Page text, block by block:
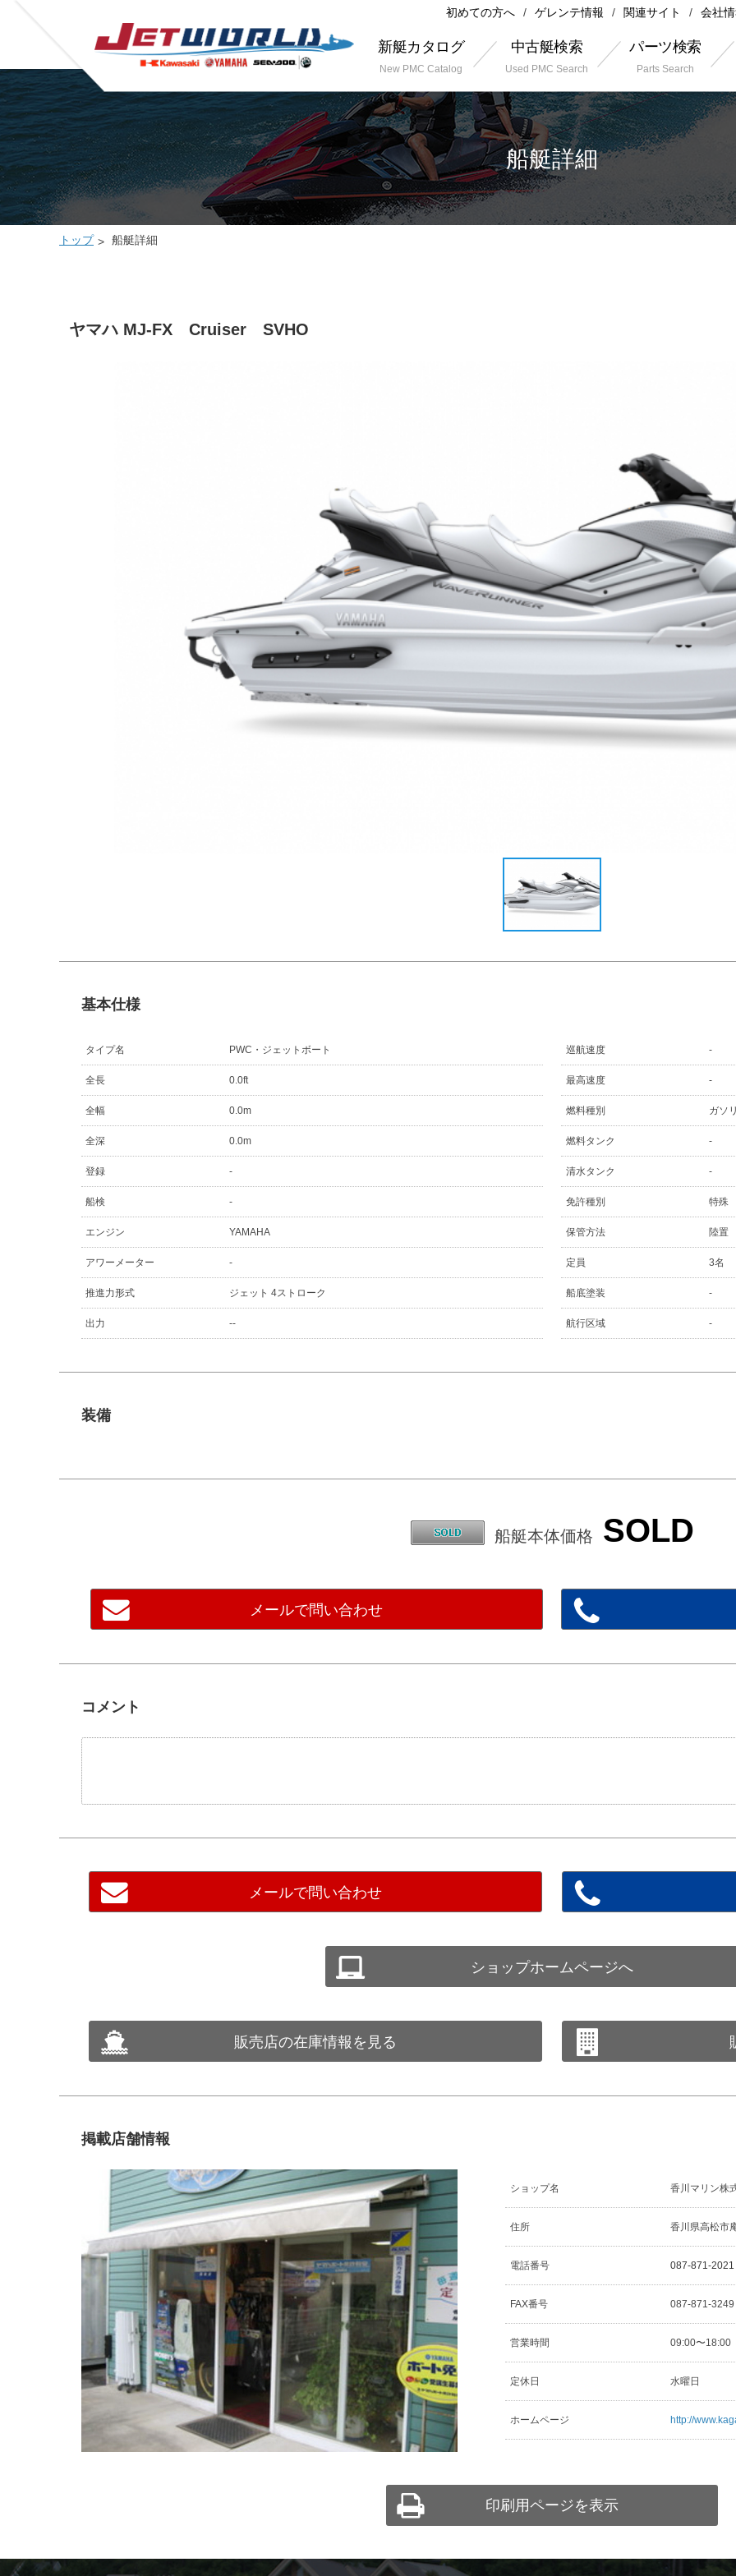
初めての方へ ゲレンテ情報 関連サイト 会社
新艇カタログ
New PMC Catalog
中古艇検索
Used PMC Search
パーツ検索
Parts Search
船艇詳細
トップ 船艇詳細
ヤマハ MJ-FX Cruiser SVHO
基本仕様
タイプ名 PWC・ジェットボート
全長 0.0ft
全幅 0.0m
全深 0.0m
登録 -
船検 -
エンジン YAMAHA
アワーメーター -
推進力形式 ジェット 4ストローク
出力 --
巡航速度 -
最高速度 -
燃料種別 ガソ
燃料タンク -
清水タンク -
免許種別 特殊
保管方法 陸置
定員 3名
船底塗装 -
航行区域 -
装備
船艇本体価格 SOLD
メールで問い合わせ
コメント
メールで問い合わせ
ショップホームページへ
販売店の在庫情報を見る
掲載店舗情報
ショップ名 香川マリン株
住所 香川県高松市
電話番号 087-871-2021
FAX番号 087-871-
営業時間 09:00〜
定休日 水曜日
ホームページ http://
印刷用ページを表示